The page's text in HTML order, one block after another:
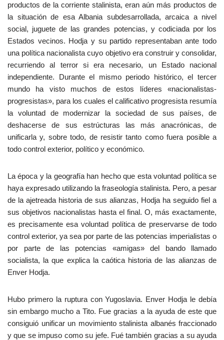
productos de la corriente stalinista, eran aún más productos de
la situación de esa Albania subdesarrollada, arcaica a nivel
social, juguete de las grandes potencias, y codiciada por los
Estados vecinos. Hodja y su partido representaban ante todo
una política nacionalista cuyo objetivo era construir y consolidar,
recurriendo al terror si era necesario, un Estado nacional
independiente. Durante el mismo periodo histórico, el tercer
mundo ha visto muchos de estos líderes «nacionalistas-
progresistas», para los cuales el calificativo progresista resumía
la voluntad de modernizar la sociedad de sus países, de
deshacerse de sus estrúcturas las más anacrónicas, de
unificarla y, sobre todo, de resistir tanto como fuera posible a
todo control exterior, político y económico.
La época y la geografía han hecho que esta voluntad política se
haya expresado utilizando la fraseología stalinista. Pero, a pesar
de la ajetreada historia de sus alianzas, Hodja ha seguido fiel a
sus objetivos nacionalistas hasta el final. O, más exactamente,
es precisamente esa voluntad política de preservarse de todo
control exterior, ya sea por parte de las potencias imperialistas o
por parte de las potencias «amigas» del bando llamado
socialista, la que explica la caótica historia de las alianzas de
Enver Hodja.
Hubo primero la ruptura con Yugoslavia. Enver Hodja le debía
sin embargo mucho a Tito. Fue gracias a la ayuda de este que
consiguió unificar un movimiento stalinista albanés fraccionado
y que se impuso como su jefe. Fué también gracias a su ayuda